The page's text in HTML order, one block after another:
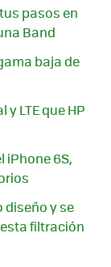
pasos en
Band
baja de
LTE que HP
iPhone 6S,
diseño y se
filtración